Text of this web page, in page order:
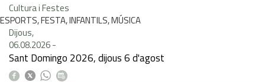
Cultura i Festes
ESPORTS, FESTA, INFANTILS, MÚSICA
Dijous,
06.08.2026-
Sant Domingo 2026, dijous 6 d'agost